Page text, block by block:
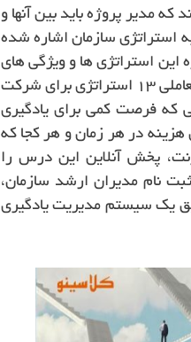
مدیر پروژه باید بین آنها و
استراتژی سازمان اشاره شده
این استراتژی ها و ویژگی های
آنها را جداگانه یاد بگیرند. برای پاسخ به این نیاز درس مجازی تعاملی 13 استراتژی برای شرکت
که فرصت کمی برای یادگیری
در هر زمان و هر کجا که
پخش آنلاین این درس را
نام مدیران ارشد سازمان،
یک سیستم مدیریت یادگیری